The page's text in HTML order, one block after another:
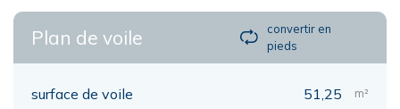
Plan de voile
convertir en
pieds
surface de voile 51,25 m²